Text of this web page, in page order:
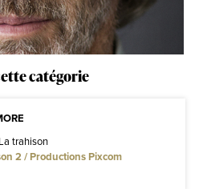
catégorie
trahison
2 / Productions Pixcom